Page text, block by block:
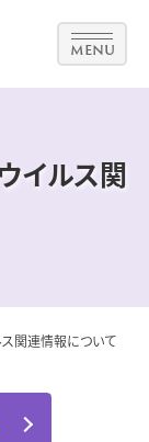
MENU
イルス関
ス関連情報について